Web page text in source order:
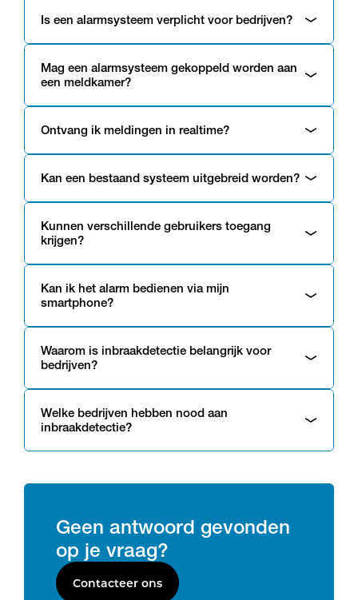
Is een alarmsysteem verplicht voor bedrijven?
Mag een alarmsysteem gekoppeld worden aan
een meldkamer?
Ontvang ik meldingen in realtime?
Kan een bestaand systeem uitgebreid worden?
Kunnen verschillende gebruikers toegang
krijgen?
Kan ik het alarm bedienen via mijn
smartphone?
Waarom is inbraakdetectie belangrijk voor
bedrijven?
Welke bedrijven hebben nood aan
inbraakdetectie?
Geen antwoord gevonden
op je vraag?
Contacteer ons